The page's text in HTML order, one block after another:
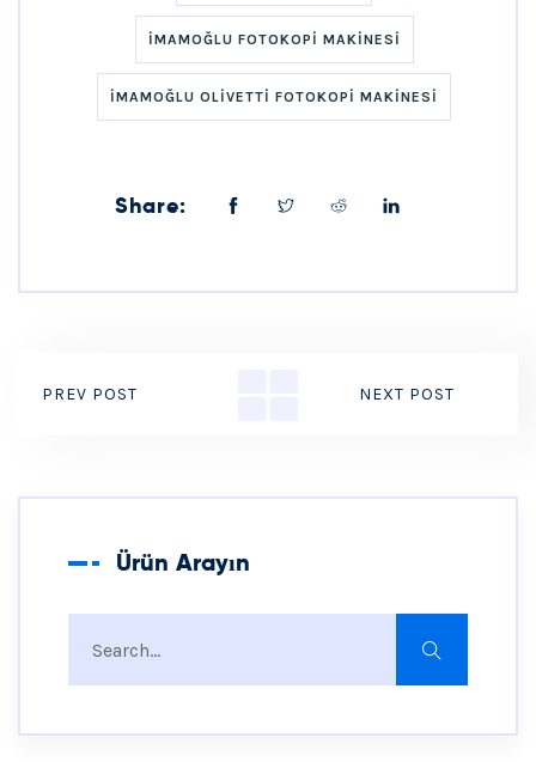
IMAMOĞLU FOTOKOPI MAKINESI
IMAMOĞLU OLIVETTI FOTOKOPI MAKINESI
Share:
PREV POST NEXT POST
Ürün Arayın